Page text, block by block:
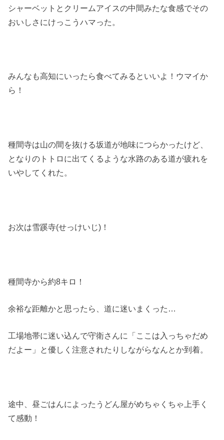
シャーベットとクリームアイスの中間みたな食感でその
おいしさにけっこうハマった。
みんなも高知にいったら食べてみるといいよ！ウマイか
ら！
種間寺は山の間を抜ける坂道が地味につらかったけど、
となりのトトロに出てくるような水路のある道が疲れを
いやしてくれた。
お次は雪蹊寺(せっけいじ)！
種間寺から約8キロ！
余裕な距離かと思ったら、道に迷いまくった…
工場地帯に迷い込んで守衛さんに「ここは入っちゃだめ
だよー」と優しく注意されたりしながらなんとか到着。
途中、昼ごはんによったうどん屋がめちゃくちゃ上手く
て感動！